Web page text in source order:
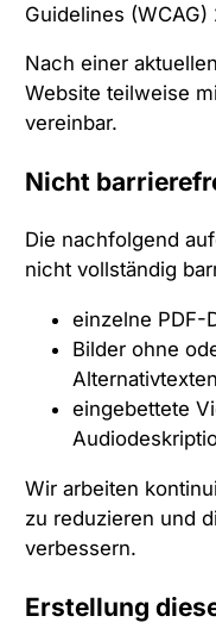
Guidelines
Nach einer
Website teilweise
vereinbar.
Nicht
Die nachfolgend
nicht vollständig
einzelne PDF-
Bilder ohne
Alternativtexten
eingebettete
Wir arbeiten
zu reduzieren und
verbessern.
Erstellung